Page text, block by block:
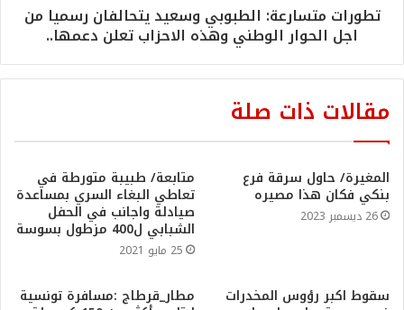
تطورات متسارعة: الطبوبي وسعيد يتحالفان رسميا من
اجل الحوار الوطني وهذه الاحزاب تعلن دعمها..
مقالات ذات صلة
المغيرة/ حاول سرقة فرع
بنكي فكان هذا مصيره
26 ديسمبر 2023
متابعة/ طبيبة متورطة في
تعاطي البغاء السري بمساعدة
صيادلة واجانب في الحفل
الشبابي ل400 مزطول بسوسة
25 مايو 2021
سقوط اكبر رؤوس المخدرات مطار_قرطاج :مسافرة تونسية